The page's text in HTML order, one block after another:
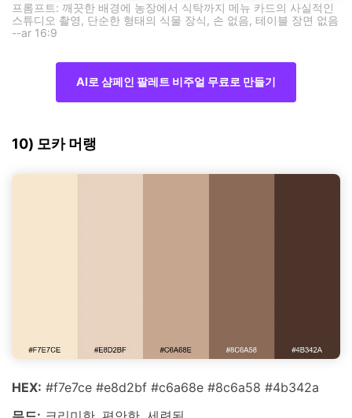
프롬프트: 깨끗한 배경에 농장에서 식탁까지 메뉴 카드의 사실적인
스튜디오 촬영, 단순한 형태의 식물 장식, 손 없음, 테이블 장면 없음
--ar 16:9
AI로 샴페인 팔레트 비주얼 무료로 만들기
10) 모카 머랭
HEX: #f7e7ce #e8d2bf #c6a68e #8c6a58 #4b342a